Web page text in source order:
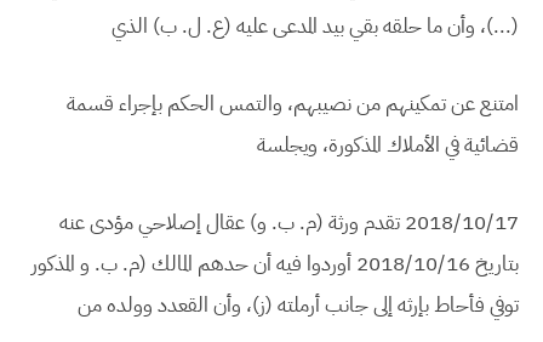
(...)، وأن ما حلقه بقي بيد المدعى عليه (ع. ل. ب) الذي
امتنع عن تمكينهم من نصيبهم، والتمس الحكم بإجراء قسمة
قضائية في الأملاك المذكورة، ويجلسة
2018/10/17 تقدم ورثة (م. ب. و) عقال إصلاحي مؤدى عنه
بتاريخ 2018/10/16 أوردوا فيه أن حدهم المالك (م. ب. و المذكور
توفي فأحاط بإرثه إلى جانب أرملته (ز)، وأن القعدد وولده من